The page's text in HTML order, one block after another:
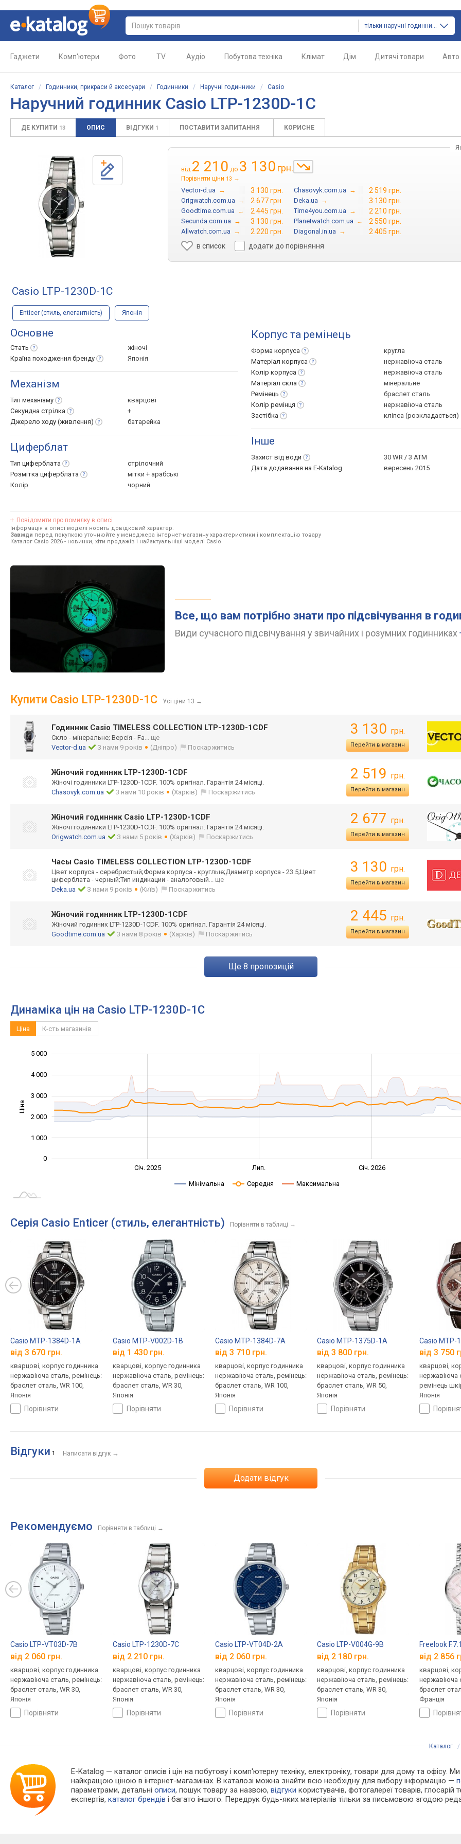
тільки наручні годинники
Гаджети Комп'ютери Фото TV Аудіо Побутова техніка Клімат Дім Дитячі товари Авто
Каталог / Годинники, прикраси й аксесуари / Годинники / Наручні годинники / Casio
Наручний годинник Casio LTP-1230D-1C
ДЕ КУПИТИ 13 ОПИС ВІДГУКИ 1 ПОСТАВИТИ ЗАПИТАННЯ КОРИСНЕ
від 2 210 до 3 130 грн.
Порівняти ціни 13 →
Vector-d.ua → 3 130 грн. Chasovyk.com.ua → 2 519 грн.
Origwatch.com.ua → 2 677 грн. Deka.ua → 3 130 грн.
Goodtime.com.ua → 2 445 грн. Time4you.com.ua → 2 210 грн.
Secunda.com.ua → 3 130 грн. Planetwatch.com.ua → 2 550 грн.
Allwatch.com.ua → 2 220 грн. Diagonal.in.ua →
2 405 грн.
в список
додати до порівняння
Casio LTP-1230D-1C
Enticer (стиль, елегантність) Японія
Основне
Стать
жіночі
Країна походження бренду Японія
Механізм
Тип механізму
кварцові
Секундна стрілка
+
Джерело ходу (живлення) батарейка
Циферблат
Тип циферблата
стрілочний
Розмітка циферблата
мітки + арабські
Колір
чорний
Корпус та ремінець
Форма корпуса
кругла
Матеріал корпуса
нержавіюча сталь
Колір корпуса
нержавіюча сталь
Матеріал скла
мінеральне
Ремінець
браслет сталь
Колір ремінця
нержавіюча сталь
Застібка
кліпса (розкладається)
Інше
Захист від води
30 WR / 3 ATM
Дата додавання на E-Katalog
вересень 2015
Повідомити про помилку в описі
Інформація в описі моделі носить довідковий характер.
Завжди перед покупкою уточнюйте у менеджера інтернет-магазину характеристики і комплектацію товару
Каталог Casio 2026 - новинки, хіти продажів і найактуальніші моделі Casio.
Все, що вам потрібно знати про підсвічування в
Види сучасного підсвічування у звичайних і розумних годинниках
Купити Casio LTP-1230D-1C Усі ціни 13 →
Годинник Casio TIMELESS COLLECTION LTP-1230D-1CDF
Скло - мінеральне; Версія - Fa... ще
Vector-d.ua
З нами 9 років (Дніпро) Поскаржитись
3 130 грн.
Перейти в магазин
Жіночий годинник LTP-1230D-1CDF
Жіночі годинники LTP-1230D-1CDF. 100% оригінал. Гарантія 24 місяці.
Chasovyk.com.ua
З нами 10 років (Харків) Поскаржитись
2 519 грн.
Перейти в магазин
Жіночий годинник Casio LTP-1230D-1CDF
Жіночі годинники LTP-1230D-1CDF. 100% оригінал. Гарантія 24 місяці.
Origwatch.com.ua
З нами 5 років (Харків) Поскаржитись
2 677 грн.
Перейти в магазин
Часы Casio TIMELESS COLLECTION LTP-1230D-1CDF
Цвет корпуса - серебристый;Форма корпуса - круглые;Диаметр корпуса - 23.5;Цвет
циферблата - черный;Тип индикации - аналоговый... ще
Deka.ua
З нами 9 років (Київ) Поскаржитись
3 130 грн.
Перейти в магазин
Жіночий годинник LTP-1230D-1CDF
Жіночий годинник LTP-1230D-1CDF. 100% оригінал. Гарантія 24 місяці.
Goodtime.com.ua
З нами 8 років (Харків) Поскаржитись
2 445 грн.
Перейти в магазин
ще 8 пропозицій
Динаміка цін на Casio LTP-1230D-1C
Ціна К-сть магазинів
Ціна
0
1 000
2 000
3 000
4 000
5 000
Січ. 2025 Лип. Січ. 2026
Мінімальна Середня Максимальна
Серія Casio Enticer (стиль, елегантність) Порівняти в таблиці →
Casio MTP-1384D-1A
від 3 670 грн.
кварцові, корпус годинника
нержавіюча сталь, ремінець:
браслет сталь, WR 100,
Японія
порівняти
Casio MTP-V002D-1B
від 1 430 грн.
кварцові, корпус годинника
нержавіюча сталь, ремінець:
браслет сталь, WR 30,
Японія
порівняти
Casio MTP-1384D-7A
від 3 710 грн.
кварцові, корпус годинника
нержавіюча сталь, ремінець:
браслет сталь, WR 100,
Японія
порівняти
Casio MTP-1375D-1A
від 3 800 грн.
кварцові, корпус годинника
нержавіюча сталь, ремінець:
браслет сталь, WR 50,
Японія
порівняти
Casio MTP-
від 3 750
кварцові,
нержавіюча
ремінець
Японія
Відгуки 1 Написати відгук →
Додати відгук
Рекомендуємо Порівняти в таблиці →
Casio LTP-VT03D-7B
від 2 060 грн.
кварцові, корпус годинника
нержавіюча сталь, ремінець:
браслет сталь, WR 30,
Японія
порівняти
Casio LTP-1230D-7C
від 2 210 грн.
кварцові, корпус годинника
нержавіюча сталь, ремінець:
браслет сталь, WR 30,
Японія
порівняти
Casio LTP-VT04D-2A
від 2 060 грн.
кварцові, корпус годинника
нержавіюча сталь, ремінець:
браслет сталь, WR 30,
Японія
порівняти
Casio LTP-V004G-9B
від 2 180 грн.
кварцові, корпус годинника
нержавіюча сталь, ремінець:
браслет сталь, WR 30,
Японія
порівняти
Freelook
від 2 856
кварцові,
нержавіюча
браслет
Франція
Каталог /
E-Katalog — каталог описів і цін на побутову і комп'ютерну техніку, електроніку, товари для дому та офісу.
найкращою ціною в інтернет-магазинах. В каталозі можна знайти всю необхідну для вибору інформацію —
параметрами, детальніописи, пошук товару за назвою,відгуки користувачів, фотогалереї товарів, глосарій
експертів,каталог брендів і багато іншого. Передрук будь-яких матеріалів тільки за письмовою згодою